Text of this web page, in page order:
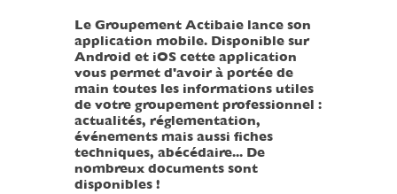
Le Groupement Actibaie lance son
application mobile. Disponible sur
Android et iOS cette application
vous permet d'avoir à portée de
main toutes les informations utiles
de votre groupement professionnel :
actualités, réglementation,
événements mais aussi fiches
techniques, abécédaire... De
nombreux documents sont
disponibles !